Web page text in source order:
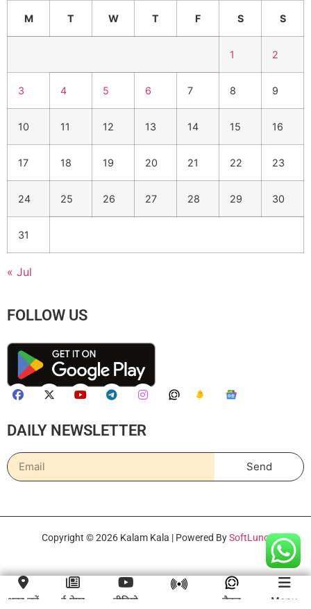
M T W T F S S
1 2
3 4 5 6 7 8 9
10 11 12 13 14 15 16
17 18 19 20 21 22 23
24 25 26 27 28 29 30
31
« Jul
FOLLOW US
DAILY NEWSLETTER
Send
Copyright © 2026 Kalam Kala | Powered BySoftLuno
शहर चुनें ई-पेपर वीडियो चैनल Menu